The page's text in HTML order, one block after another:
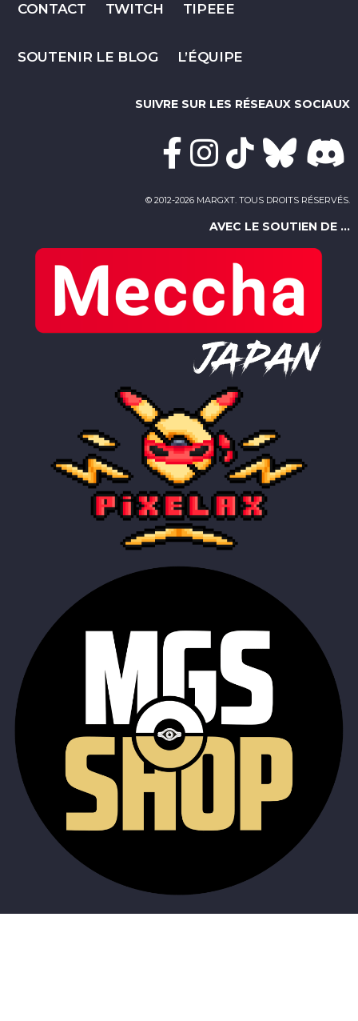
CONTACT TWITCH TIPEEE
SOUTENIR LE BLOG L’ÉQUIPE
SUIVRE SUR LES RÉSEAUX SOCIAUX
© 2012-2026 MARGXT. TOUS DROITS RÉSERVÉS.
AVEC LE SOUTIEN DE ...